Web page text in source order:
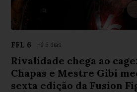
FFL 6 Há 5 dias
Rivalidade chega ao
Chapas e Mestre Gibi
sexta edição da Fusion